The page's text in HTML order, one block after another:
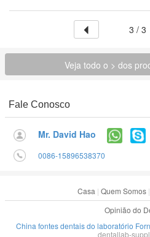
3 / 3
Veja todo o > dos
Fale Conosco
Mr. David Hao
0086-15896538370
Casa | Quem Somos|
Opinião do
China fontes dentais do laboratório
dentallab-